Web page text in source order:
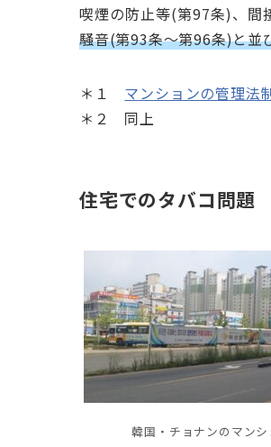
喫煙の防止等(第97条)、間
騒音(第93条～第96条)と並
＊１ マンションの管理法
＊２ 同上
住宅でのタバコ問題
韓国・チョナンのマン